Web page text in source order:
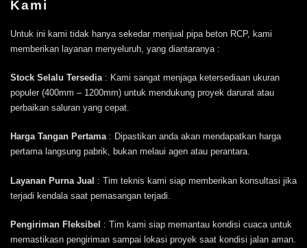
Kami
Untuk ini kami tidak hanya sekedar menjual pipa beton RCP, kami
memberikan layanan menyeluruh, yang diantaranya :
Stock Selalu Tersedia : Kami sangat menjaga ketersediaan ukuran
populer (400mm – 1200mm) untuk mendukung proyek darurat atau
perbaikan saluran yang cepat.
Harga Tangan Pertama: Dipastikan anda akan mendapatkan harga
pertama langsung pabrik, bukan melaui agen atau perantara.
Layanan Purna Jual : Tim teknis kami siap memberikan konsultasi jika
terjadi kendala saat pemasangan terjadi.
Pengiriman Fleksibel : Tim kami siap memantau kondisi cuaca untuk
memastikasn pengiriman sampai lokasi proyek saat kondisi jalan aman.